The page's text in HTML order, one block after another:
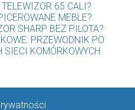
65 CALI?
MEBLE?
SHARP BEZ PILOTA?
PRZEWODNIK PO
SIECI KOMÓRKOWYCH